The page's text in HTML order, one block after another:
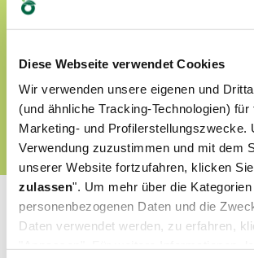
Diese Webseite verwendet Cookies
Wir verwenden unsere eigenen und
(und ähnliche Tracking-Technologien) für
Marketing- und Profilerstellungszwecke.
Verwendung zuzustimmen und mit dem
unserer Website fortzufahren, klicken
zulassen". Um mehr über die
personenbezogenen Daten und die
Daten verwendet werden, zu erfahren,
FINDEN SIE UNSERE WORLD OF LOVE